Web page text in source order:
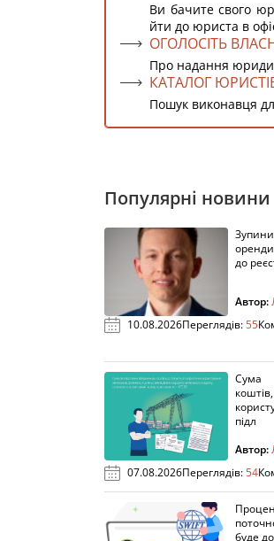
Ви бачите свого
йти до юриста в
ОГОЛОСІТЬ
Про надання
КАТАЛОГ
Пошук виконавця
Популярні новини
до
Автор:
10.08.2026Переглядів:55
Сума
підл
Автор:
07.08.2026Переглядів:54
буде